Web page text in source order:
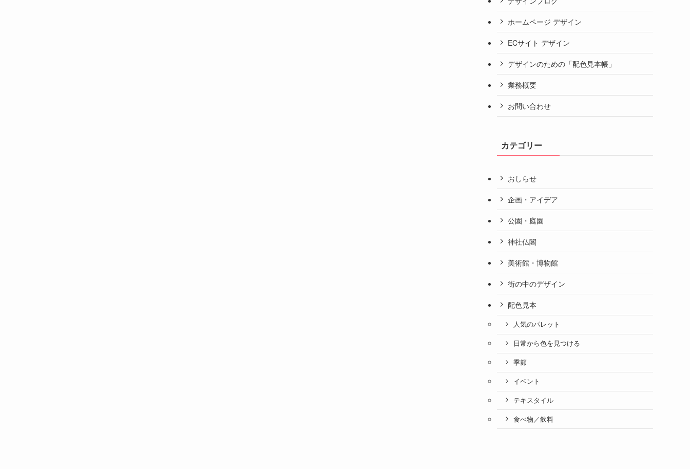
ホームページ デザイン
ECサイト デザイン
デザインのための「配色見本帳」
業務概要
お問い合わせ
カテゴリー
おしらせ
企画・アイデア
公園・庭園
神社仏閣
美術館・博物館
街の中のデザイン
配色見本
人気のパレット
日常から色を見つける
季節
イベント
テキスタイル
食べ物／飲料